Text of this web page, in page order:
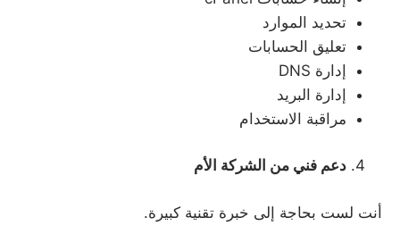
تحديد الموارد
تعليق الحسابات
إدارة DNS
إدارة البريد
مراقبة الاستخدام
دعم فني من الشركة الأم
أنت لست بحاجة إلى خبرة تقنية كبيرة.